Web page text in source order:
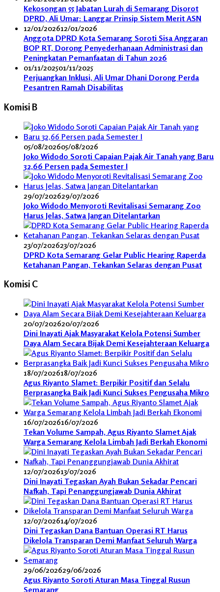
Kekosongan 55 Jabatan Lurah di Semarang Disorot
DPRD, Ali Umar: Langgar Prinsip Sistem Merit ASN
12/01/202612/01/2026
Anggota DPRD Kota Semarang Soroti Sisa Anggaran
BOP RT, Dorong Penyederhanaan Administrasi dan
Peningkatan Pemanfaatan di Tahun 2026
01/11/202501/11/2025
Perjuangkan Inklusi, Ali Umar Dhani Dorong Perda
Pesantren Ramah Disabilitas
Komisi B
05/08/202605/08/2026
Joko Widodo Soroti Capaian Pajak Air Tanah yang Baru
32,66 Persen pada Semester I
29/07/202629/07/2026
Joko Widodo Menyoroti Revitalisasi Semarang Zoo
Harus Jelas, Satwa Jangan Ditelantarkan
23/07/202623/07/2026
DPRD Kota Semarang Gelar Public Hearing Raperda
Ketahanan Pangan, Tekankan Selaras dengan Pusat
Komisi C
20/07/202620/07/2026
Dini Inayati Ajak Masyarakat Kelola Potensi Sumber
Daya Alam Secara Bijak Demi Kesejahteraan Keluarga
18/07/202618/07/2026
Agus Riyanto Slamet: Berpikir Positif dan Selalu
Berprasangka Baik Jadi Kunci Sukses Pengusaha Mikro
16/07/202616/07/2026
Tekan Volume Sampah, Agus Riyanto Slamet Ajak
Warga Semarang Kelola Limbah Jadi Berkah Ekonomi
12/07/202613/07/2026
Dini Inayati Tegaskan Ayah Bukan Sekadar Pencari
Nafkah, Tapi Penanggungjawab Dunia Akhirat
12/07/202614/07/2026
Dini Tegaskan Dana Bantuan Operasi RT Harus
Dikelola Transparan Demi Manfaat Seluruh Warga
29/06/202629/06/2026
Agus Riyanto Soroti Aturan Masa Tinggal Rusun
Semarang